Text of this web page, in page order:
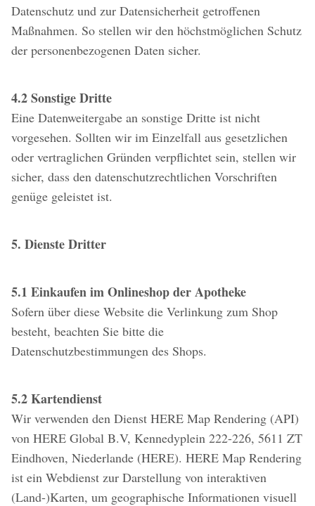
Datenschutz und zur Datensicherheit getroffenen
Maßnahmen. So stellen wir den höchstmöglichen Schutz
der personenbezogenen Daten sicher.
4.2 Sonstige Dritte
Eine Datenweitergabe an sonstige Dritte ist nicht
vorgesehen. Sollten wir im Einzelfall aus gesetzlichen
oder vertraglichen Gründen verpflichtet sein, stellen wir
sicher, dass den datenschutzrechtlichen Vorschriften
genüge geleistet ist.
5. Dienste Dritter
5.1 Einkaufen im Onlineshop der Apotheke
Sofern über diese Website die Verlinkung zum Shop
besteht, beachten Sie bitte die
Datenschutzbestimmungen des Shops.
5.2 Kartendienst
Wir verwenden den Dienst HERE Map Rendering (API)
von HERE Global B.V, Kennedyplein 222-226, 5611 ZT
Eindhoven, Niederlande (HERE). HERE Map Rendering
ist ein Webdienst zur Darstellung von interaktiven
(Land-)Karten, um geographische Informationen visuell